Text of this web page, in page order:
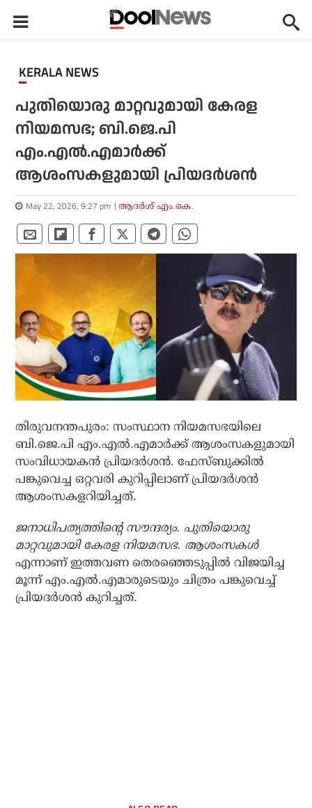
KERALA NEWS
പുതിയൊരു മാറ്റവുമായി കേരള
നിയമസഭ; ബി.ജെ.പി
എം.എല്‍.എമാര്‍ക്ക്
ആശംസകളുമായി പ്രിയദര്‍ശന്‍
May 22, 2026, 9:27 pm ആദർശ് എം.കെ.
തിരുവനന്തപുരം: സംസ്ഥാന നിയമസഭയിലെ
ബി.ജെ.പി എം.എല്‍.എമാര്‍ക്ക് ആശംസകളുമായി
സംവിധായകന്‍ പ്രിയദര്‍ശന്‍. ഫേസ്ബുക്കില്‍
പങ്കുവെച്ച ഒറ്റവരി കുറിപ്പിലാണ് പ്രിയദര്‍ശന്‍
ആശംസകളറിയിച്ചത്.
ജനാധിപത്യത്തിന്റെ സൗന്ദര്യം. പുതിയൊരു
മാറ്റവുമായി കേരള നിയമസഭ. ആശംസകള്‍
എന്നാണ് ഇത്തവണ തെരഞ്ഞെടുപ്പില്‍ വിജയിച്ച
മൂന്ന് എം.എല്‍.എമാരുടെയും ചിത്രം പങ്കുവെച്ച്
പ്രിയദര്‍ശന്‍ കുറിച്ചത്.